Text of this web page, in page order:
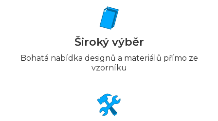
Široký výběr
Bohatá nabídka designů a materiálů přímo ze
vzorníku